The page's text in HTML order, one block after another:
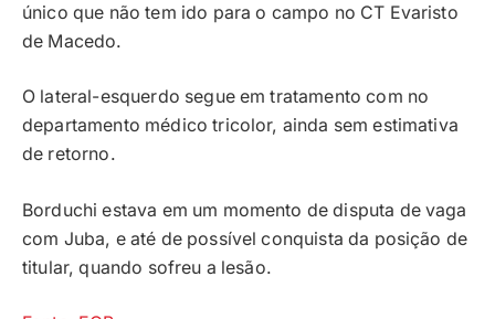
único que não tem ido para o campo no CT Evaristo
de Macedo.
O lateral-esquerdo segue em tratamento com no
departamento médico tricolor, ainda sem estimativa
de retorno.
Borduchi estava em um momento de disputa de vaga
com Juba, e até de possível conquista da posição de
titular, quando sofreu a lesão.